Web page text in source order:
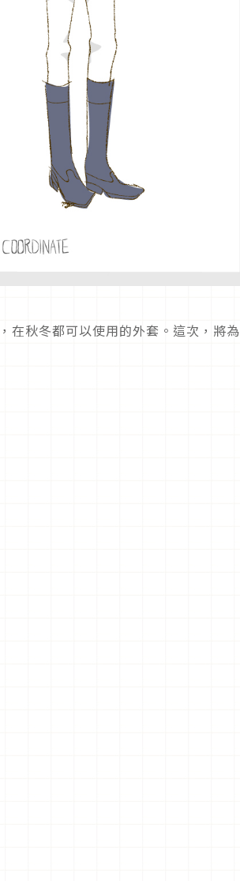
在秋冬都可以使用的外套。這次，將為